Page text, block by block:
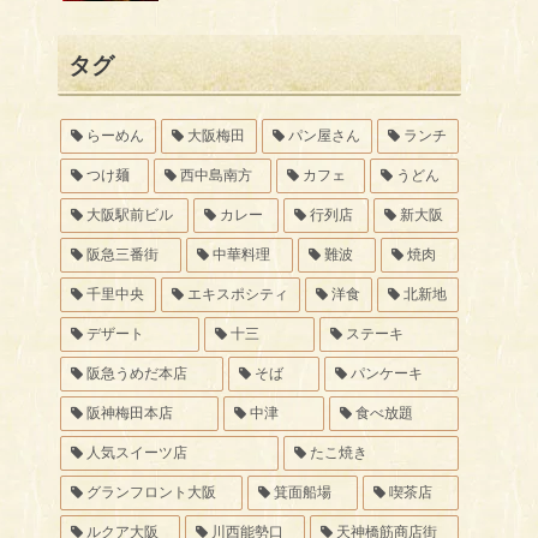
タグ
らーめん 大阪梅田 パン屋さん ランチ
つけ麺 西中島南方 カフェ うどん
大阪駅前ビル カレー 行列店 新大阪
阪急三番街 中華料理 難波 焼肉
千里中央 エキスポシティ 洋食 北新地
デザート 十三 ステーキ
阪急うめだ本店 そば パンケーキ
阪神梅田本店 中津 食べ放題
人気スイーツ店 たこ焼き
グランフロント大阪 箕面船場 喫茶店
ルクア大阪 川西能勢口 天神橋筋商店街